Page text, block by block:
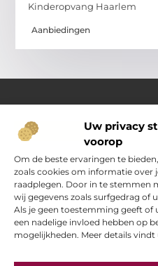
Uw privacy
voorop
Om de beste ervaringen te
zoals cookies om informatie over
raadplegen. Door in te stemmen
wij gegevens zoals surfgedrag of
Als je geen toestemming geeft
een nadelige invloed hebben op
mogelijkheden. Meer details vindt
Kinderopvang Haarlem
Aanbiedingen
Over Oranje-web.nl
Dé plek voor praktische
Verken een gevarieerd aanbod
boordevol handige tips,
inzichten. Alles om jouw
en leuker te maken.
Main Links